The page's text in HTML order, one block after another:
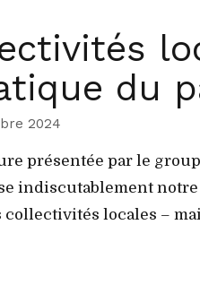
du
2024
présentée par le
indiscutablement
locales –